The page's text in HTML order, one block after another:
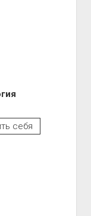
себя